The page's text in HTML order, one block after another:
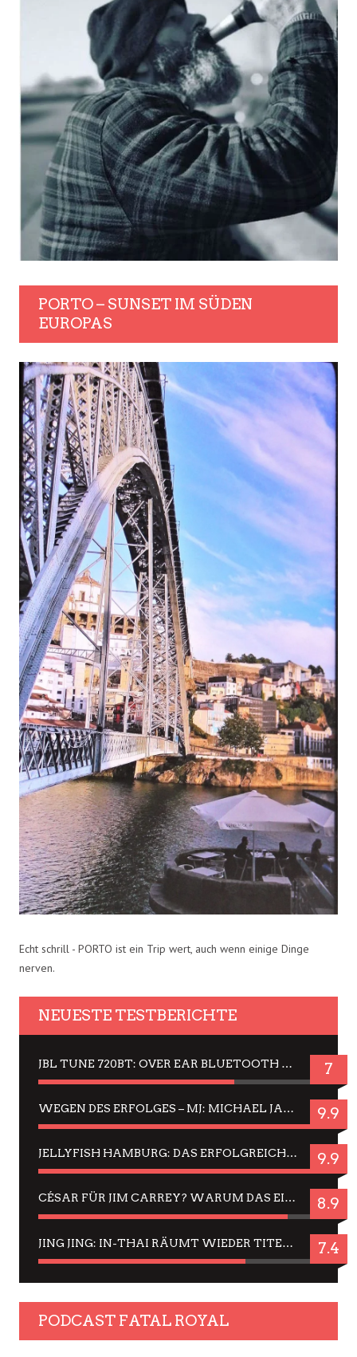
PORTO – SUNSET IM SÜDEN
EUROPAS
Echt schrill - PORTO ist ein Trip wert, auch wenn einige Dinge
nerven.
NEUESTE TESTBERICHTE
JBL TUNE 720BT: OVER EAR BLUETOOTH KOPFHÖRER UM DIE 50,-€ IM DAUER-TEST 7
WEGEN DES ERFOLGES – MJ: MICHAEL JACKSON MUSICAL IN EINER MATINEE SEHEN 9.9
JELLYFISH HAMBURG: DAS ERFOLGREICHE SOMMER-MENÜ 2025 IN GEFÜHLEN UND BILDERN 9.9
CÉSAR FÜR JIM CARREY? WARUM DAS EINER DER NERVIGSTEN ACTORS IST UND BLEIBT 8.9
JING JING: IN-THAI RÄUMT WIEDER TITEL AB – EIN ZWEI-STUNDEN-ERLEBNISBERICHT 7.4
PODCAST FATAL ROYAL